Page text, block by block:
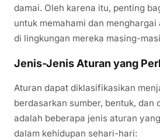
damai. Oleh karena itu, penting
untuk memahami dan
di lingkungan mereka masing-
Jenis-Jenis Aturan yang
Aturan dapat diklasifikasikan
berdasarkan sumber, bentuk, dan
adalah beberapa jenis aturan
dalam kehidupan sehari-hari: